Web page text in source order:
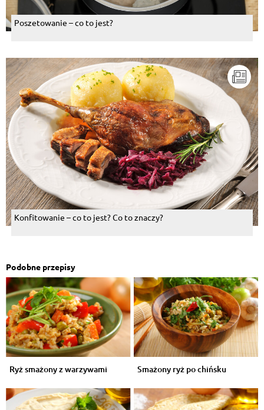
Poszetowanie – co to jest?
Konfitowanie – co to jest? Co to znaczy?
Podobne przepisy
Ryż smażony z warzywami Smażony ryż po chińsku